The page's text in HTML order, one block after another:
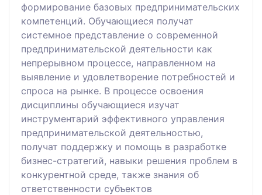
формирование базовых предпринимательских
компетенций. Обучающиеся получат
системное представление о современной
предпринимательской деятельности как
непрерывном процессе, направленном на
выявление и удовлетворение потребностей и
спроса на рынке. В процессе освоения
дисциплины обучающиеся изучат
инструментарий эффективного управления
предпринимательской деятельностью,
получат поддержку и помощь в разработке
бизнес-стратегий, навыки решения проблем в
конкурентной среде, также знания об
ответственности субъектов